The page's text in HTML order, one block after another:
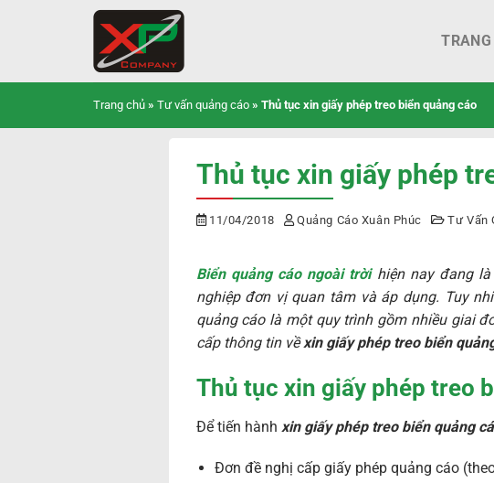
dung
TRANG
Trang chủ » Tư vấn quảng cáo » Thủ tục xin giấy phép treo biển quảng cáo
Thủ tục xin giấy phép
11/04/2018 Quảng Cáo Xuân Phúc Tư Vấn
Biển quảng cáo ngoài trờihiện nay đang là
nghiệp đơn vị quan tâm và áp dụng. Tuy
quảng cáo là một quy trình gồm nhiều giai
cấp thông tin vềxin giấy phép treo biển
Thủ tục xin giấy phép treo
Để tiến hành xin giấy phép treo biển quảng
Đơn đề nghị cấp giấy phép quảng cáo